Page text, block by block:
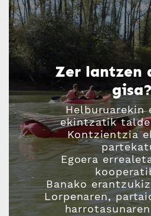
Zer lantzen
Helburuarekin
ekintzatik talde
Kontzientzia
Egoera
Banako
Lorpenaren,